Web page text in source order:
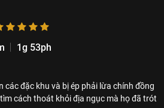
1g 53ph
các đặc khu và bị ép phải lừa chính đồng
cách thoát khỏi địa ngục mà họ đã trót